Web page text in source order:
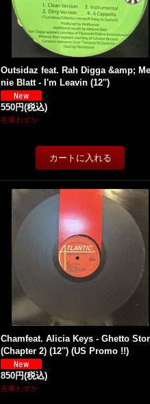
Outsidaz feat. Rah Digga &amp;
nie Blatt - I'm Leavin (12'')
550円(税込)
在庫わずか
Chamfeat. Alicia Keys - Ghetto
(Chapter 2) (12'') (US Promo !!)
850円(税込)
在庫わずか